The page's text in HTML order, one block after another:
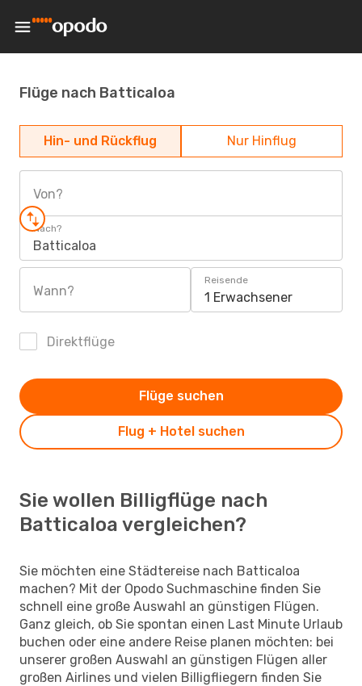
Flüge nach Batticaloa
Hin- und Rückflug Nur Hinflug
Von?
Nach?
Batticaloa
Wann?
Reisende
1 Erwachsener
Direktflüge
Flug + Hotel suchen
Flüge suchen
Sie wollen Billigflüge nach
Batticaloa vergleichen?
Sie möchten eine Städtereise nach Batticaloa
machen? Mit der Opodo Suchmaschine finden Sie
schnell eine große Auswahl an günstigen Flügen.
Ganz gleich, ob Sie spontan einen Last Minute Urlaub
buchen oder eine andere Reise planen möchten: bei
unserer großen Auswahl an günstigen Flügen aller
großen Airlines und vielen Billigfliegern finden Sie